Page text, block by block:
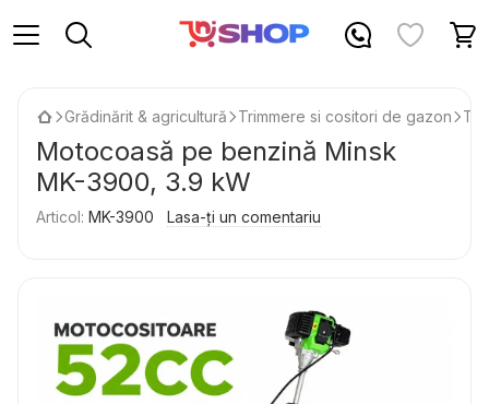
Grădinărit & agricultură Trimmere si cositori de gazon
Motocoasă pe benzină Minsk
MK-3900, 3.9 kW
Articol: MK-3900 Lasa-ți un comentariu